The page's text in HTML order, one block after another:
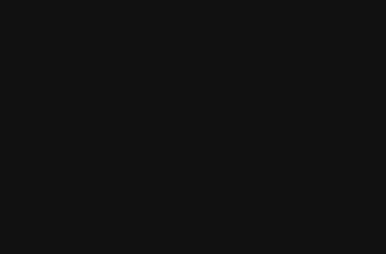
#zilcoin #airdropfree
Confirmed Testnet